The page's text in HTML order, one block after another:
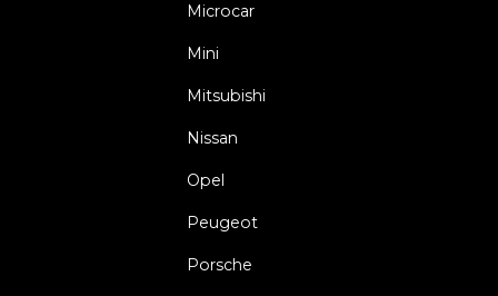
Microcar
Mini
Mitsubishi
Nissan
Opel
Peugeot
Porsche